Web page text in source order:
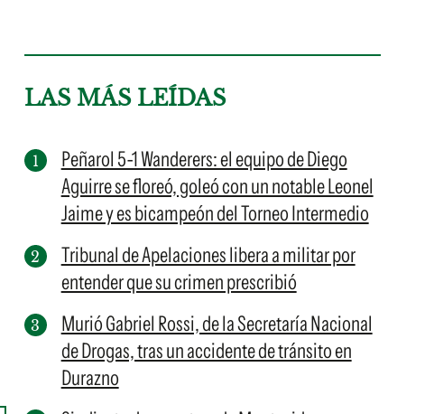
LAS MÁS LEÍDAS
Peñarol 5-1 Wanderers: el equipo de Diego
Aguirre se floreó, goleó con un notable Leonel
Jaime y es bicampeón del Torneo Intermedio
Tribunal de Apelaciones libera a militar por
entender que su crimen prescribió
Murió Gabriel Rossi, de la Secretaría Nacional
de Drogas, tras un accidente de tránsito en
Durazno